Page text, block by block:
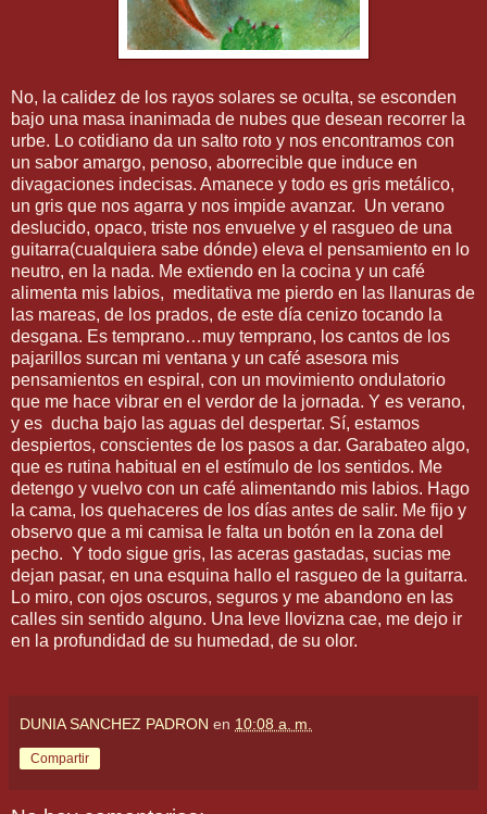
No, la calidez de los rayos solares se oculta, se esconden
bajo una masa inanimada de nubes que desean recorrer la
urbe. Lo cotidiano da un salto roto y nos encontramos con
un sabor amargo, penoso, aborrecible que induce en
divagaciones indecisas. Amanece y todo es gris metálico,
un gris que nos agarra y nos impide avanzar. Un verano
deslucido, opaco, triste nos envuelve y el rasgueo de una
guitarra(cualquiera sabe dónde) eleva el pensamiento en lo
neutro, en la nada. Me extiendo en la cocina y un café
alimenta mis labios, meditativa me pierdo en las llanuras de
las mareas, de los prados, de este día cenizo tocando la
desgana. Es temprano…muy temprano, los cantos de los
pajarillos surcan mi ventana y un café asesora mis
pensamientos en espiral, con un movimiento ondulatorio
que me hace vibrar en el verdor de la jornada. Y es verano,
y es ducha bajo las aguas del despertar. Sí, estamos
despiertos, conscientes de los pasos a dar. Garabateo algo,
que es rutina habitual en el estímulo de los sentidos. Me
detengo y vuelvo con un café alimentando mis labios. Hago
la cama, los quehaceres de los días antes de salir. Me fijo y
observo que a mi camisa le falta un botón en la zona del
pecho. Y todo sigue gris, las aceras gastadas, sucias me
dejan pasar, en una esquina hallo el rasgueo de la guitarra.
Lo miro, con ojos oscuros, seguros y me abandono en las
calles sin sentido alguno. Una leve llovizna cae, me dejo ir
en la profundidad de su humedad, de su olor.
DUNIA SANCHEZ PADRON en 10:08 a. m.
Compartir